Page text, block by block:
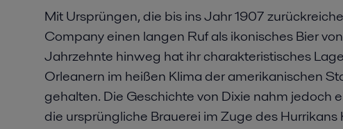
Mit Ursprüngen, die bis ins Jahr 1907
Company einen langen Ruf als ikonisches Bier
Jahrzehnte hinweg hat ihr charakteristisches
Orleanern im heißen Klima der amerikanischen
gehalten. Die Geschichte von Dixie nahm jedoch
die ursprüngliche Brauerei im Zuge des